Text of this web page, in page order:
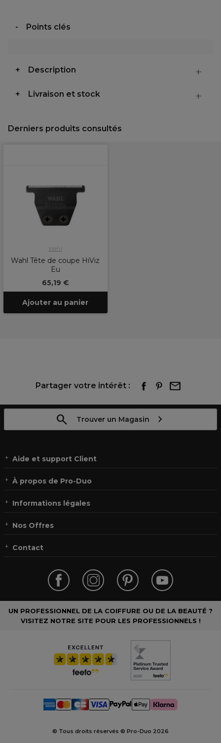
Points clés
Description
Livraison et stock
Derniers produits consultés
Wahl
Wahl Tête de coupe HiViz
Eu
65,19 €
Ajouter au panier
Partager votre intérêt :
Trouver un Magasin
Aide et support Client
À propos de Pro-Duo
Informations légales
Nos Offres
Contact
UN PROFESSIONNEL DE LA COIFFURE OU DE LA BEAUTÉ ?
VISITEZ NOTRE SITE POUR LES PROFESSIONNELS !
© Tous droits réservés © Pro-Duo 2026